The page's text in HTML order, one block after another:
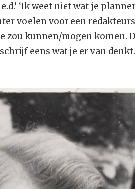
‘Ik weet niet wat je
voelen voor een
zou kunnen/mogen komen.
eens wat je er van